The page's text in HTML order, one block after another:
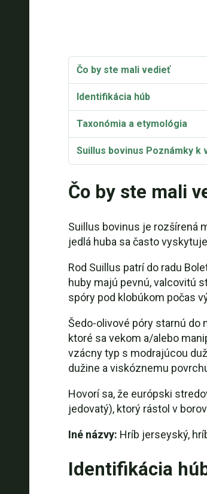
Čo by ste mali vedieť
Identifikácia húb
Taxonómia a etymológia
Suillus bovinus Poznámky k
Čo by ste mali
Suillus bovinus je rozšírená
jedlá huba sa často
Rod Suillus patrí do radu
huby majú pevnú, valcovitú
spóry pod klobúkom počas
Šedo-olivové póry starnú do
ktoré sa vekom a/alebo
vzácny typ s modrajúcou
dužine a viskóznemu
Hovorí sa, že európski
jedovatý), ktorý rástol v
Iné názvy: Hríb jerseyský,
Identifikácia